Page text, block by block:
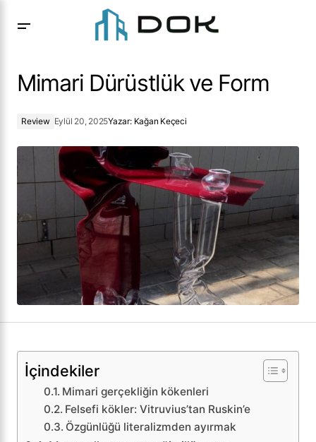
Mimari Dürüstlük ve Form
Review Eylül 20, 2025Yazar: Kağan Keçeci
İçindekiler
Mimari gerçekliğin kökenleri
Felsefi kökler: Vitruvius’tan Ruskin’e
Özgünlüğü literalizmden ayırmak